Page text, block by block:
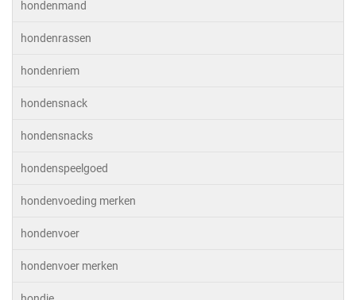
hondenmand
hondenrassen
hondenriem
hondensnack
hondensnacks
hondenspeelgoed
hondenvoeding merken
hondenvoer
hondenvoer merken